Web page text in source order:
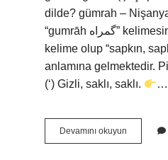
dilde? gümrah –
“gumrāh گمراه” kelimesinden türetilmiş bir
kelime olup “sapkın,
anlamına gelmektedir.
(‘) Gizli, saklı, saklı.
…
Devamını okuyun
Kelime